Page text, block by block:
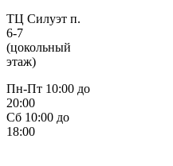
ТЦ Силуэт п.
6-7
(цокольный
этаж)
Пн-Пт 10:00 до
20:00
Сб 10:00 до
18:00